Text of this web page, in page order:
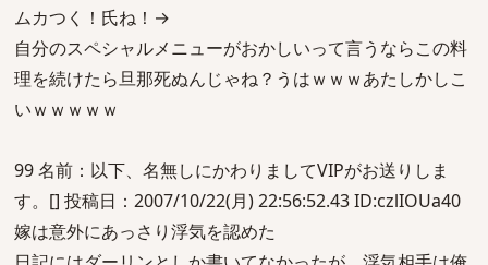
ムカつく！氏ね！→
自分のスペシャルメニューがおかしいって言うならこの料
理を続けたら旦那死ぬんじゃね？うはｗｗｗあたしかしこ
いｗｗｗｗｗ
99 名前：以下、名無しにかわりましてVIPがお送りしま
す。[] 投稿日：2007/10/22(月) 22:56:52.43 ID:czlIOUa40
嫁は意外にあっさり浮気を認めた